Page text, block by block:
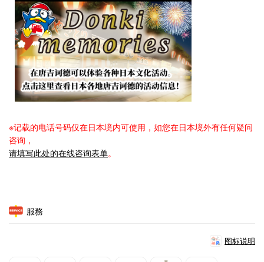
※记载的电话号码仅在日本境内可使用，如您在日本境外有任何疑问
咨询，
请填写此处的在线咨询表单。
服務
图标说明